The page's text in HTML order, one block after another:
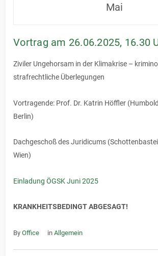
Mai
Vortrag am 26.06.2025, 16.30
Ziviler Ungehorsam in der Klimakrise –
strafrechtliche Überlegungen
Vortragende: Prof. Dr. Katrin Höffler
Berlin)
Dachgeschoß des Juridicums
Wien)
Einladung ÖGSK Juni 2025
KRANKHEITSBEDINGT ABGESAGT!
ByOffice inAllgemein